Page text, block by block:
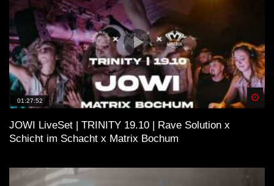
01:27:52
JOWI LiveSet | TRINITY 19.10 | Rave Solution x
Schicht im Schacht x Matrix Bochum